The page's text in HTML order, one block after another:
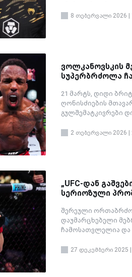
8 თებერვალი 2026 |
ვოლკანოვსკის
სუპერბრძოლა
21 მარტს, დიდი
ღონისძიების
გულშემატკივრები
2 თებერვალი 2026 |
„UFC-დან
სერიოზული
შერეული
დაუმარცხებელი
ჩამოსათვლელია და
27 დეკემბერი 2025 |